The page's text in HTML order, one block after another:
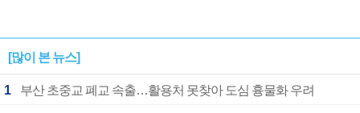
[많이 본 뉴스]
1 부산 초중교 폐교 속출…활용처 못찾아 도심 흉물화 우려